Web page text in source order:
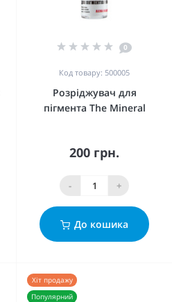
0
Код товару: 500005
Розріджувач для
пігмента The Mineral
200 грн.
- +
До кошика
Хіт продажу
Популярний